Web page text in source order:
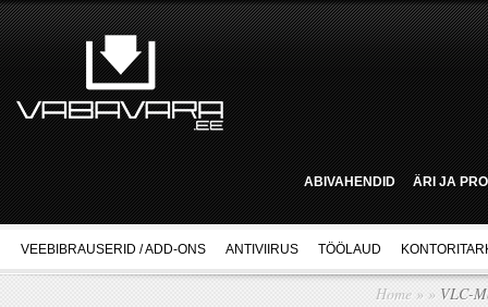
ABIVAHENDID ÄRI JA
VEEBIBRAUSERID / ADD-ONS ANTIVIIRUS TÖÖLAUD
Home » » VLC-